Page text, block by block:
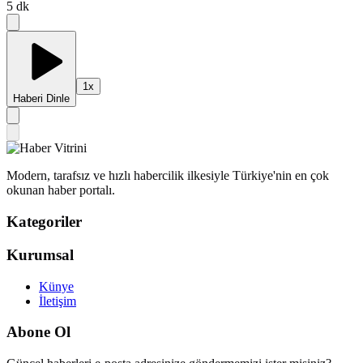
5 dk
Haberi Dinle
1x
Modern, tarafsız ve hızlı habercilik ilkesiyle Türkiye'nin en çok
okunan haber portalı.
Kategoriler
Kurumsal
Künye
İletişim
Abone Ol